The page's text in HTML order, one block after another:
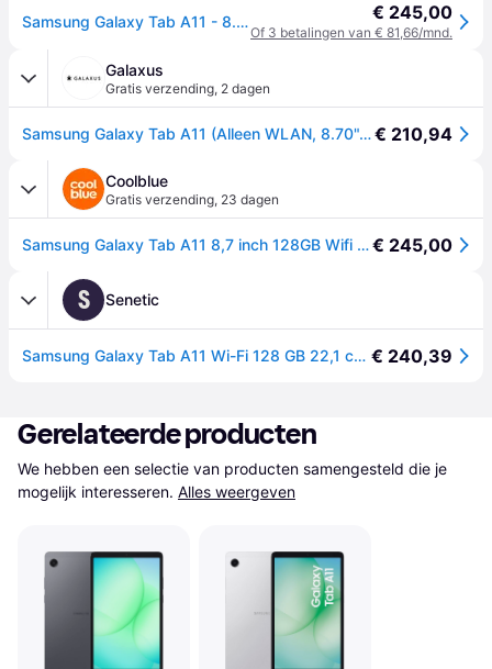
Samsung Galaxy Tab A11 - 8.7 Inch 128 Gb Grijs Wifi € 245,00
Of 3 betalingen van € 81,66/mnd.
Galaxus
Gratis verzending, 2 dagen
Samsung Galaxy Tab A11 (Alleen WLAN, 8.70", 128GB, Grijs), Tablet, Grijs€ 210,94
Coolblue
Gratis verzending, 23 dagen
Samsung Galaxy Tab A11 8,7 inch 128GB Wifi Grijs€ 245,00
S Senetic
Samsung Galaxy Tab A11 Wi-Fi 128 GB 22,1 cm (8.7") 8 GB SM-X130NZAEEUE € 240,39
Gerelateerde producten
We hebben een selectie van producten samengesteld die je
mogelijk interesseren. Alles weergeven